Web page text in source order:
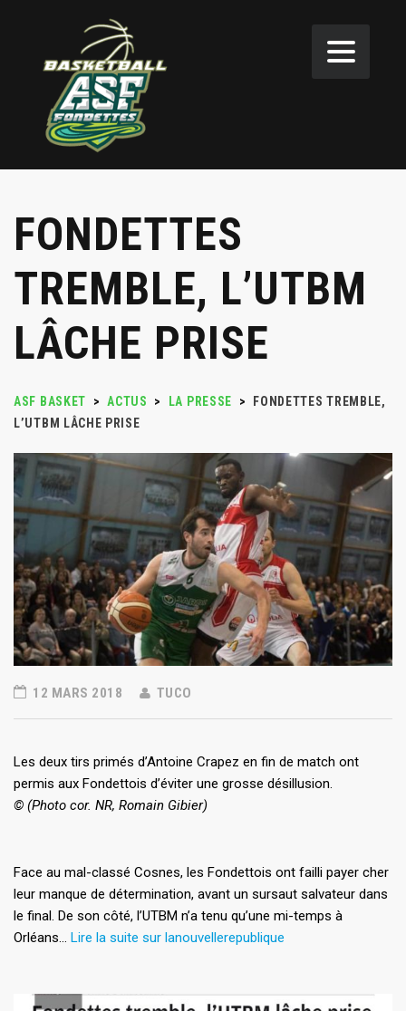
FONDETTES
TREMBLE, L’UTBM
LÂCHE PRISE
ASF BASKET > ACTUS > LA PRESSE >
FONDETTES TREMBLE,
L’UTBM LÂCHE PRISE
12 MARS 2018 TUCO
Les deux tirs primés d’Antoine Crapez en fin de match ont
permis aux Fondettois d’éviter une grosse désillusion.
© (Photo cor. NR, Romain Gibier)
Face au mal-classé Cosnes, les Fondettois ont failli payer cher
leur manque de détermination, avant un sursaut salvateur dans
le final. De son côté, l’UTBM n’a tenu qu’une mi-temps à
Orléans… Lire la suite sur lanouvellerepublique